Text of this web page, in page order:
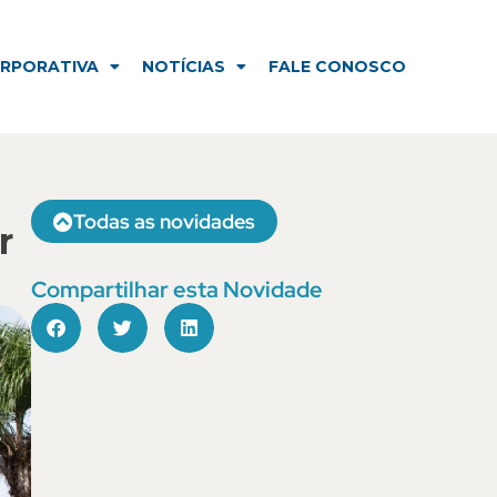
NOTÍCIAS FALE CONOSCO
Todas as novidades
Compartilhar esta Novidade